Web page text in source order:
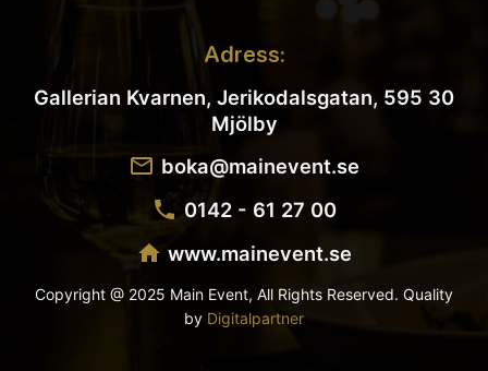
Adress:
Gallerian Kvarnen, Jerikodalsgatan, 595 30
Mjölby
boka@mainevent.se
0142 - 61 27 00
www.mainevent.se
Copyright @ 2025 Main Event, All Rights Reserved. Quality
by Digitalpartner